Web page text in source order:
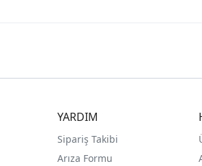
YARDIM
Sipariş Takibi
Arıza Formu